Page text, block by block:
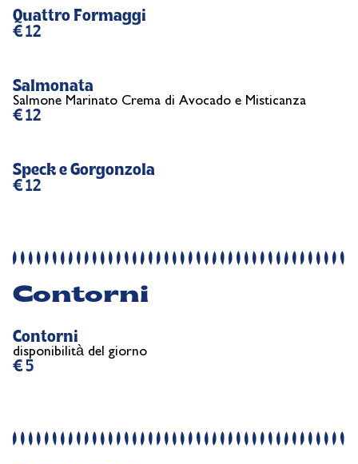
Quattro Formaggi
€ 12
Salmonata
Salmone Marinato Crema di Avocado e Misticanza
€ 12
Speck e Gorgonzola
€ 12
Contorni
Contorni
disponibilità del giorno
€ 5